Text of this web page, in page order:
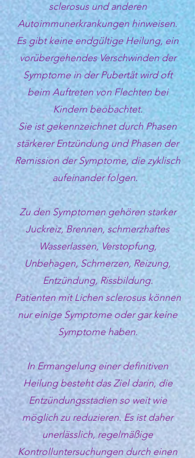
sclerosus und anderen
Autoimmunerkrankungen hinweisen.
Es gibt keine endgültige Heilung, ein
vorübergehendes Verschwinden der
Symptome in der Pubertät wird oft
beim Auftreten von Flechten bei
Kindern beobachtet.
Sie ist gekennzeichnet durch Phasen
stärkerer Entzündung und Phasen der
Remission der Symptome, die zyklisch
aufeinander folgen.
Zu den Symptomen gehören starker
Juckreiz, Brennen, schmerzhaftes
Wasserlassen, Verstopfung,
Unbehagen, Schmerzen, Reizung,
Entzündung, Rissbildung.
Patienten mit Lichen sclerosus können
nur einige Symptome oder gar keine
Symptome haben.
In Ermangelung einer definitiven
Heilung besteht das Ziel darin, die
Entzündungsstadien so weit wie
möglich zu reduzieren. Es ist daher
unerlässlich, regelmäßige
Kontrolluntersuchungen durch einen